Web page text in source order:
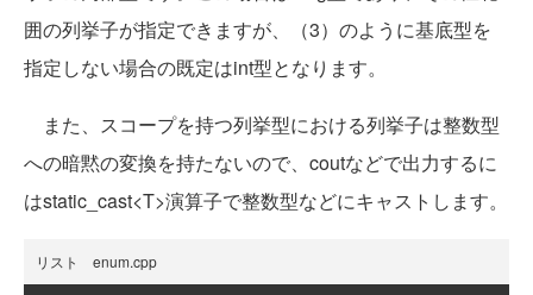
囲の列挙子が指定できますが、（3）のように基底型を
指定しない場合の既定はint型となります。
また、スコープを持つ列挙型における列挙子は整数型
への暗黙の変換を持たないので、coutなどで出力するに
はstatic_cast<T>演算子で整数型などにキャストします。
リスト enum.cpp